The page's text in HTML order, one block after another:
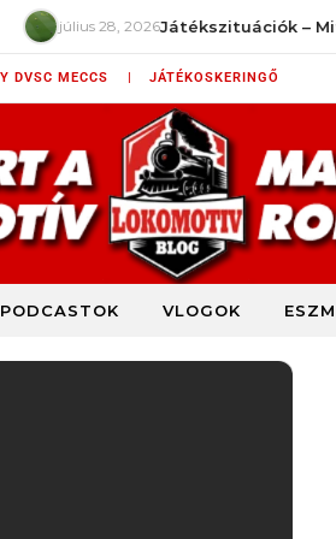
július 28, 2026Játékszituációk – Mit
DVSC MECCS | JÁTÉKOSKERINGŐ
szurkolói blog
PODCASTOK VLOGOK